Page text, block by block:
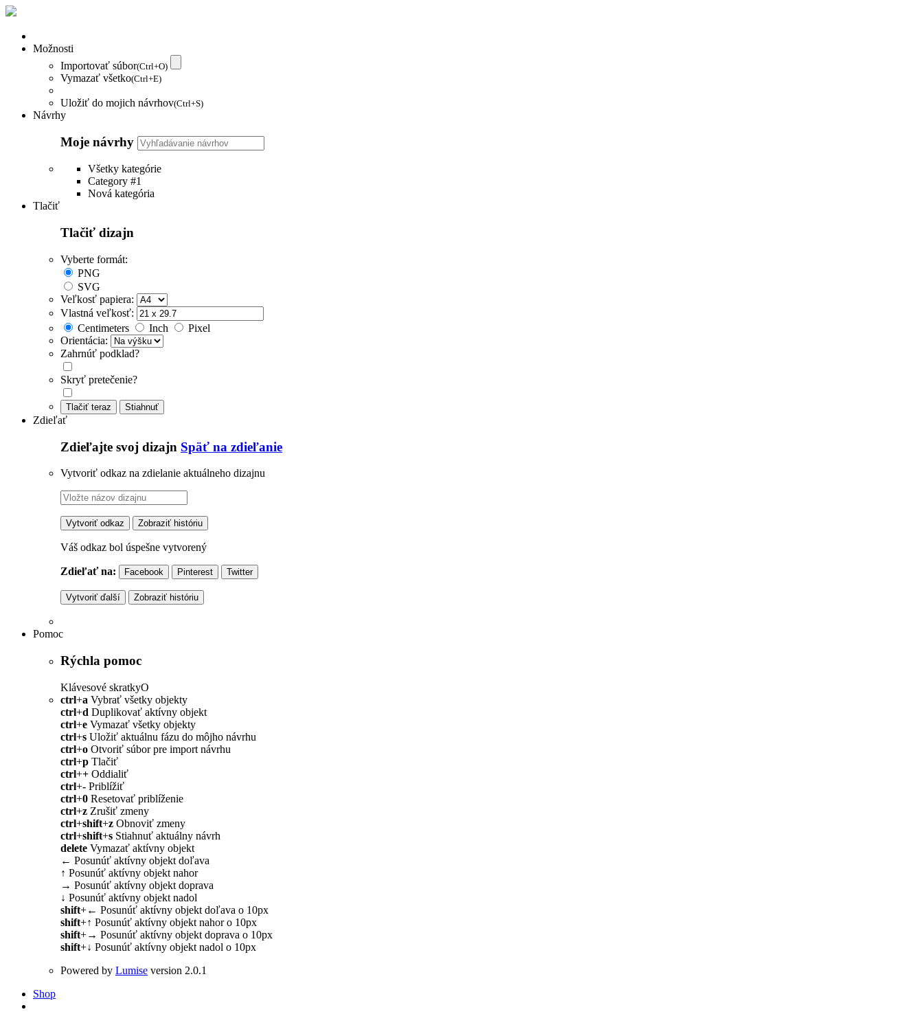
Možnosti
Importovať súbor(Ctrl+O)
Vymazať všetko(Ctrl+E)
Uložiť do mojich návrhov(Ctrl+S)
Návrhy
Moje návrhy
Všetky kategórie
Category #1
Nová kategória
Tlačiť
Tlačiť dizajn
Vyberte formát:
PNG
SVG
Veľkosť papiera:
Vlastná veľkosť:
Centimeters
Inch
Pixel
Orientácia:
Zahrnúť podklad?
Skryť pretečenie?
Tlačiť teraz Stiahnuť
Zdieľať
Zdieľajte svoj dizajn Späť na zdieľanie
Vytvoriť odkaz na zdielanie aktuálneho dizajnu
Vytvoriť odkaz Zobraziť históriu
Váš odkaz bol úspešne vytvorený
Zdieľať na: Facebook Pinterest Twitter
Vytvoriť ďalší Zobraziť históriu
Pomoc
Rýchla pomoc
Klávesové skratkyO
ctrl+a Vybrať všetky objekty
ctrl+d Duplikovať aktívny objekt
ctrl+e Vymazať všetky objekty
ctrl+s Uložiť aktuálnu fázu do môjho návrhu
ctrl+o Otvoriť súbor pre import návrhu
ctrl+p Tlačiť
ctrl++ Oddialiť
ctrl+- Priblížiť
ctrl+0 Resetovať priblíženie
ctrl+z Zrušiť zmeny
ctrl+shift+z Obnoviť zmeny
ctrl+shift+s Stiahnuť aktuálny návrh
delete Vymazať aktívny objekt
← Posunúť aktívny objekt doľava
↑ Posunúť aktívny objekt nahor
→ Posunúť aktívny objekt doprava
↓ Posunúť aktívny objekt nadol
shift+← Posunúť aktívny objekt doľava o 10px
shift+↑ Posunúť aktívny objekt nahor o 10px
shift+→ Posunúť aktívny objekt doprava o 10px
shift+↓ Posunúť aktívny objekt nadol o 10px
Powered by Lumise version 2.0.1
Shop